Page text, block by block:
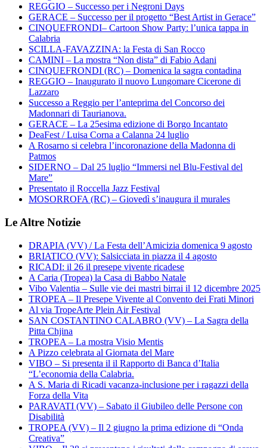
REGGIO – Successo per i Negroni Days
GERACE – Successo per il progetto “Best Artist in Gerace”
CINQUEFRONDI– Cartoon Show Party: l’unica tappa in
Calabria
SCILLA-FAVAZZINA: la Festa di San Rocco
CAMINI – La mostra “Non dista” di Fabio Adani
CINQUEFRONDI (RC) – Domenica la sagra contadina
REGGIO – Inaugurato il nuovo Lungomare Cicerone di
Lazzaro
Successo a Reggio per l’anteprima del Concorso dei
Madonnari di Taurianova.
GERACE – La 25esima edizione di Borgo Incantato
DeaFest / Luisa Corna a Calanna 24 luglio
A Rosarno si celebra l’incoronazione della Madonna di
Patmos
SIDERNO – Dal 25 luglio “Immersi nel Blu-Festival del
Mare”
Presentato il Roccella Jazz Festival
MOSORROFA (RC) – Giovedì s’inaugura il murales
Le Altre Notizie
DRAPIA (VV) / La Festa dell’Amicizia domenica 9 agosto
BRIATICO (VV): Salsicciata in piazza il 4 agosto
RICADI: il 26 il presepe vivente ricadese
A Caria (Tropea) la Casa di Babbo Natale
Vibo Valentia – Sulle vie dei mastri birrai il 12 dicembre 2025
TROPEA – Il Presepe Vivente al Convento dei Frati Minori
Al via TropeArte Plein Air Festival
SAN COSTANTINO CALABRO (VV) – La Sagra della
Pitta Chjina
TROPEA – La mostra Visio Mentis
A Pizzo celebrata al Giornata del Mare
VIBO – Si presenta il il Rapporto di Banca d’Italia
“L’economia della Calabria.
A S. Maria di Ricadi vacanza-inclusione per i ragazzi della
Forza della Vita
PARAVATI (VV) – Sabato il Giubileo delle Persone con
Disabilità
TROPEA (VV) – Il 2 giugno la prima edizione di “Onda
Creativa”